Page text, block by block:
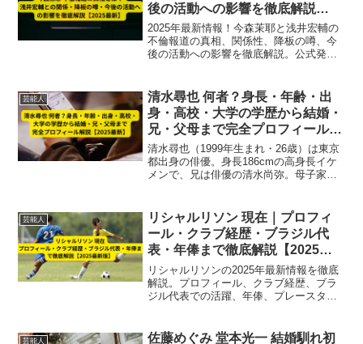
後の活動への影響を徹底解説
【2025最新】
2025年最新情報！今森茉耶と浅井宏輔の
不倫報道の真相、関係性、降板の噂、今
後の活動への影響を徹底解説。公式発表
芸能人
清水尋也 何者？身長・年齢・出
身・高校・大学の学歴から結婚・
兄・父母まで完全プロフィール解
説【2025最新】
清水尋也（1999年生まれ・26歳）は東京
都出身の俳優。身長186cmの高身長イケ
メンで、兄は俳優の清水尚弥。母子家庭
芸能人
リシャルリソン 現在｜プロフィ
ール・クラブ経歴・ブラジル代
表・年俸まで徹底解説【2025最
新版】
リシャルリソンの2025年最新情報を徹底
解説。プロフィール、クラブ経歴、ブラ
ジル代表での活躍、年俸、プレースタイ
芸能人
佐藤めぐみ 堂本光一 結婚馴れ初